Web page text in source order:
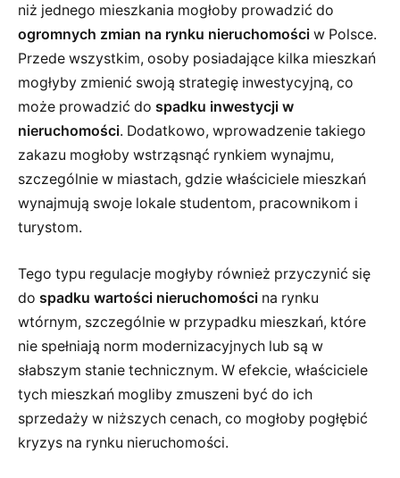
niż jednego mieszkania mogłoby prowadzić do
ogromnych zmian na rynku nieruchomości w Polsce.
Przede wszystkim, osoby posiadające kilka mieszkań
mogłyby zmienić swoją strategię inwestycyjną, co
może prowadzić do spadku inwestycji w
nieruchomości. Dodatkowo, wprowadzenie takiego
zakazu mogłoby wstrząsnąć rynkiem wynajmu,
szczególnie w miastach, gdzie właściciele mieszkań
wynajmują swoje lokale studentom, pracownikom i
turystom.
Tego typu regulacje mogłyby również przyczynić się
do spadku wartości nieruchomości na rynku
wtórnym, szczególnie w przypadku mieszkań, które
nie spełniają norm modernizacyjnych lub są w
słabszym stanie technicznym. W efekcie, właściciele
tych mieszkań mogliby zmuszeni być do ich
sprzedaży w niższych cenach, co mogłoby pogłębić
kryzys na rynku nieruchomości.